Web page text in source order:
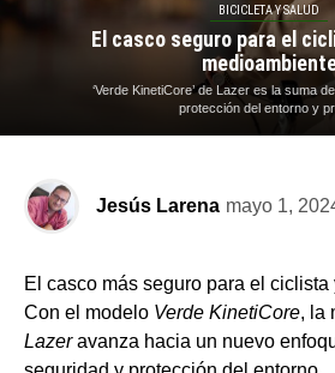
BICICLETA Y SALUD
El casco seguro para el
‘Verde KinetiCore’ de Lazer es la suma
protección del entorno y
Jesús Larena mayo 1,
El casco más seguro para el
Con el modelo Verde KinetiCore, la
Lazeravanza hacia un nuevo